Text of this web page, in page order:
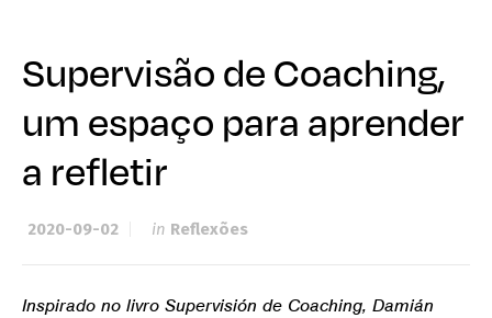
Supervisão de Coaching,
um espaço para aprender
a refletir
2020-09-02 in Reflexões
Inspirado no livro Supervisión de Coaching, Damián